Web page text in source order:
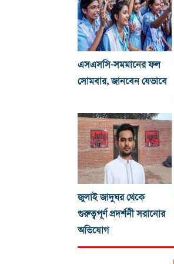
এসএসসি-সমমানের ফল
সোমবার, জানবেন যেভাবে
জুলাই জাদুঘর থেকে
গুরুত্বপূর্ণ প্রদর্শনী সরানোর
অভিযোগ